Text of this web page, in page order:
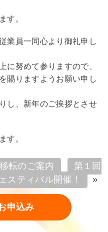
す。
業員一同心より御礼申し
に努めて参りますので、
賜りますようお願い申し
し、新年のご挨拶とさせ
す。
転のご案内
第１回
スティバル開催！
»
申込み